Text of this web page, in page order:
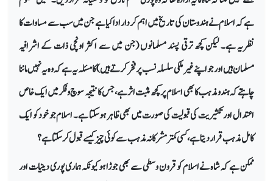
ہے کہ اسلام نے ہندوستان کی تاریخ میں اہم کردار ادا کیا ہے جن میں سب سے مساوات کا
نظریہ ہے۔ لیکن کچھ ترقی پسند مسلمانوں (جن میں سے اکثر اونچی ذات کے اشرافیہ
مسلمان ہیں اور جو اپنے غیر ملکی سلسلہ نسب پر فخر کرتے ہیں) کا مسئلہ یہ ہے کہ وہ یہ نہیں ماننا
چاہتے کہ ہندو مذہب کا بھی اسلام پر کچھ مثبت اثر ہے، جس کا نتیجہ سوچ و فکر میں ایک خاص
اعتدال اور تکثیریت کی قبولیت کی صورت میں بھی ظاہر ہو سکتا ہے۔ اسلام جو خود کو ایک
کامل مذہب قرار دیتا ہے، کسی کمتر مشرکانہ مذہب سے کوئی چیز کیسے قبول کر سکتا ہے؟
ممکن ہے کہ شاہ نے اسلام کو قرون وسطی سے بھی جوڑا ہو کیونکہ ہماری پوری دینیات اور